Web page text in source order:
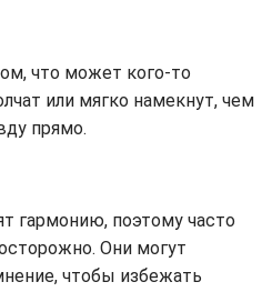
что может кого-то
или мягко намекнут, чем
прямо.
гармонию, поэтому часто
Они могут
чтобы избежать